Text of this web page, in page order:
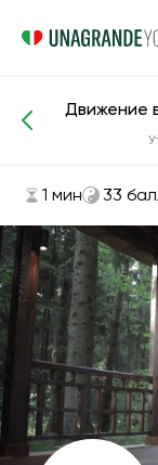
Асаны и
Движение
1 мин 33